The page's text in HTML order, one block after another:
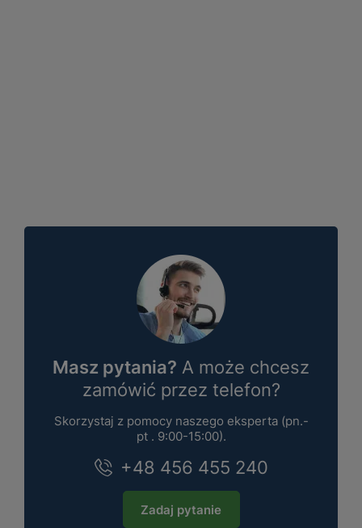
Masz pytania? A może chcesz
zamówić przez telefon?
Skorzystaj z pomocy naszego eksperta (pn.-
pt . 9:00-15:00).
+48 456 455 240
Zadaj pytanie